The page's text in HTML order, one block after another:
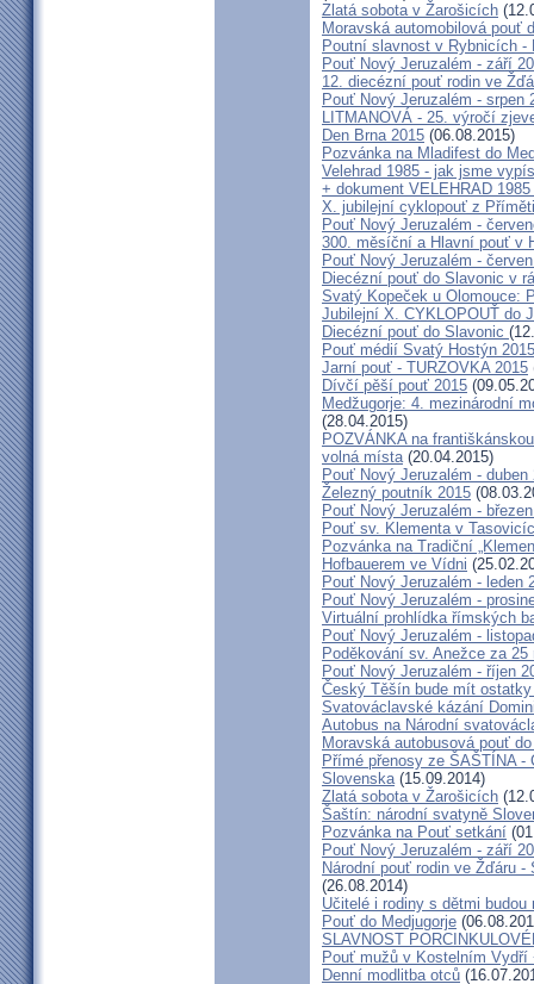
Zlatá sobota v Žarošicích
Moravská automobilová pouť
Poutní slavnost v Rybnicích -
Pouť Nový Jeruzalém - září
12. diecézní pouť rodin ve
Pouť Nový Jeruzalém - srpen
LITMANOVÁ - 25. výročí
Den Brna 2015 (06.08.2015)
Pozvánka na Mladifest do
Velehrad 1985 - jak jsme
+ dokument VELEHRAD
X. jubilejní cyklopouť z
Pouť Nový Jeruzalém -
300. měsíční a Hlavní pouť v
Pouť Nový Jeruzalém -
Diecézní pouť do Slavonic v
Svatý Kopeček u Olomouce:
Jubilejní X. CYKLOPOUŤ do
Diecézní pouť do Slavonic
Pouť médií Svatý Hostýn 2015
Jarní pouť - TURZOVKA 2015
Dívčí pěší pouť 2015
Medžugorje: 4. mezinárodní
(28.04.2015)
POZVÁNKA na
volná místa(20.04.2015)
Pouť Nový Jeruzalém - duben
Železný poutník 2015
Pouť Nový Jeruzalém -
Pouť sv. Klementa v
Pozvánka na Tradiční
Hofbauerem ve Vídni
Pouť Nový Jeruzalém - leden
Pouť Nový Jeruzalém -
Virtuální prohlídka římských
Pouť Nový Jeruzalém -
Poděkování sv. Anežce za 25
Pouť Nový Jeruzalém - říjen
Český Těšín bude mít
Svatováclavské kázání
Autobus na Národní
Moravská autobusová pouť
Přímé přenosy ze ŠAŠTÍNA -
Slovenska(15.09.2014)
Zlatá sobota v Žarošicích
Šaštín: národní svatyně
Pozvánka na Pouť setkání
Pouť Nový Jeruzalém - září
Národní pouť rodin ve Žďáru
(26.08.2014)
Učitelé i rodiny s dětmi
Pouť do Medjugorje
SLAVNOST
Pouť mužů v Kostelním Vydří
Denní modlitba otců